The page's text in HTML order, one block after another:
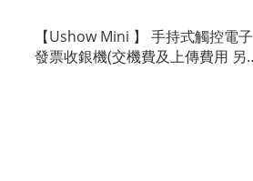
【Ushow Mini 】 手持式觸控電子
發票收銀機(交機費及上傳費用 另